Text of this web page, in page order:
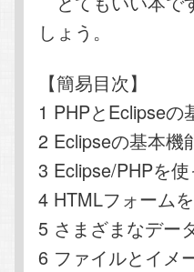
しょう。
【簡易目次】
1 PHPとEclipseの
2 Eclipseの基本機
3 Eclipse/PHPを使
4 HTMLフォーム
5 さまざまなデー
6 ファイルとイメ